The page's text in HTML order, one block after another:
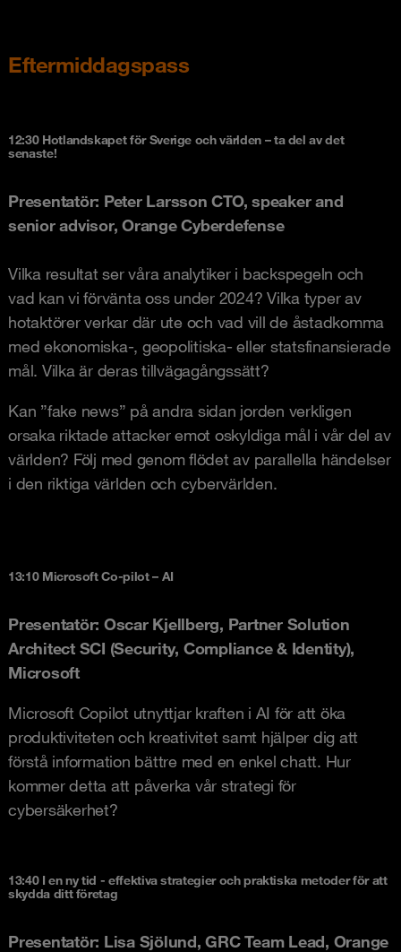
Eftermiddagspass
12:30 Hotlandskapet för Sverige och världen – ta del av det
senaste!
Presentatör: Peter Larsson CTO, speaker and
senior advisor, Orange Cyberdefense
Vilka resultat ser våra analytiker i backspegeln och
vad kan vi förvänta oss under 2024? Vilka typer av
hotaktörer verkar där ute och vad vill de åstadkomma
med ekonomiska-, geopolitiska- eller statsfinansierade
mål. Vilka är deras tillvägagångssätt?
Kan ”fake news” på andra sidan jorden verkligen
orsaka riktade attacker emot oskyldiga mål i vår del av
världen? Följ med genom flödet av parallella händelser
i den riktiga världen och cybervärlden.
13:10 Microsoft Co-pilot – AI
Presentatör: Oscar Kjellberg, Partner Solution
Architect SCI (Security, Compliance & Identity),
Microsoft
Microsoft Copilot utnyttjar kraften i AI för att öka
produktiviteten och kreativitet samt hjälper dig att
förstå information bättre med en enkel chatt. Hur
kommer detta att påverka vår strategi för
cybersäkerhet?
13:40 I en ny tid - effektiva strategier och praktiska metoder för att
skydda ditt företag
Presentatör: Lisa Sjölund, GRC Team Lead, Orange